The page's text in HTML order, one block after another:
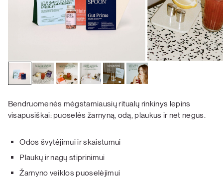
Bendruomenės mėgstamiausių ritualų rinkinys lepins
visapusiškai: puoselės žarnyną, odą, plaukus ir net negus.
Odos švytėjimui ir skaistumui
Plaukų ir nagų stiprinimui
Žarnyno veiklos puoselėjimui